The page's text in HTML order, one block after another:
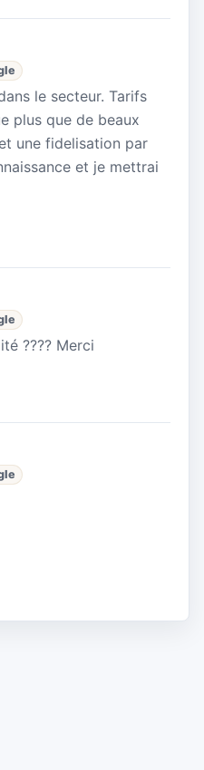
le secteur. Tarifs
plus que de beaux
une fidelisation par
et je mettrai
???? Merci